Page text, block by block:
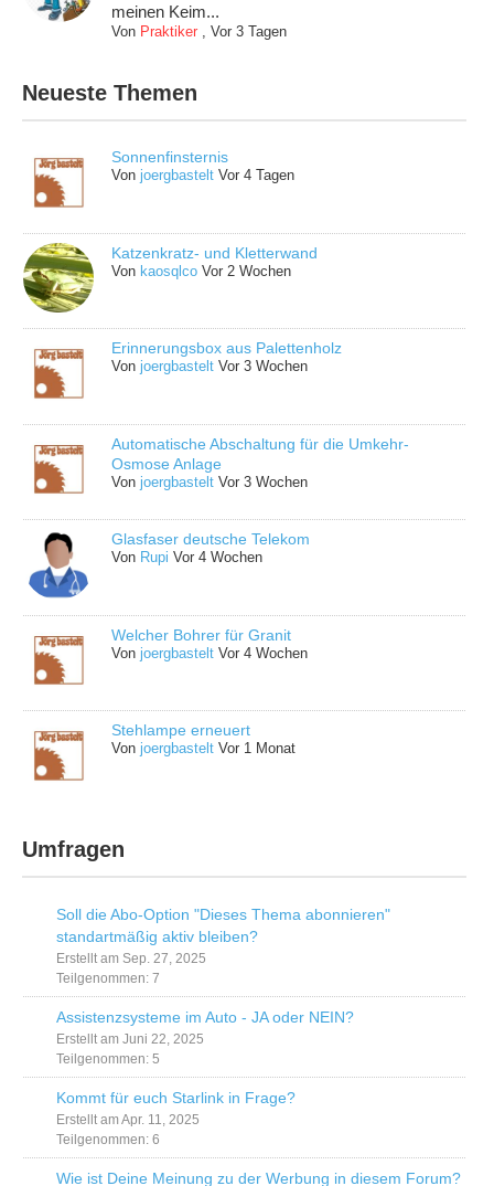
meinen Keim...
Von Praktiker ,Vor 3 Tagen
Neueste Themen
Sonnenfinsternis
Vonjoergbastelt Vor 4 Tagen
Katzenkratz- und Kletterwand
Vonkaosqlco Vor 2 Wochen
Erinnerungsbox aus Palettenholz
Vonjoergbastelt Vor 3 Wochen
Automatische Abschaltung für die Umkehr-
Osmose Anlage
Vonjoergbastelt Vor 3 Wochen
Glasfaser deutsche Telekom
Von Rupi Vor 4 Wochen
Welcher Bohrer für Granit
Vonjoergbastelt Vor 4 Wochen
Stehlampe erneuert
Vonjoergbastelt Vor 1 Monat
Umfragen
Soll die Abo-Option "Dieses Thema abonnieren"
standartmäßig aktiv bleiben?
Erstellt am Sep. 27, 2025
Teilgenommen: 7
Assistenzsysteme im Auto - JA oder NEIN?
Erstellt am Juni 22, 2025
Teilgenommen: 5
Kommt für euch Starlink in Frage?
Erstellt am Apr. 11, 2025
Teilgenommen: 6
Wie ist Deine Meinung zu der Werbung in diesem Forum?